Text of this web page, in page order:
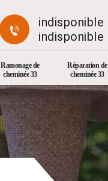
indisponible
indisponible
Ramonage de
cheminée 33
Réparation de
cheminée 33